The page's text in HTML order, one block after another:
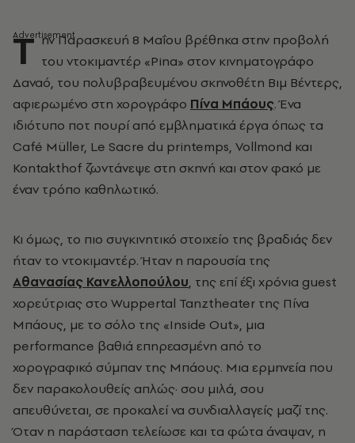
Τ ην Παρασκευή 8 Μαΐου βρέθηκα στην προβολή
του ντοκιμαντέρ «Pina» στον κινηματογράφο
Δαναό, του πολυβραβευμένου σκηνοθέτη Βιμ Βέντερς,
αφιερωμένο στη χορογράφο Πίνα Μπάους. Ένα
ιδιότυπο ποτ πουρί από εμβληματικά έργα όπως τα
Café Müller, Le Sacre du printemps, Vollmond και
Kontakthof ζωντάνεψε στη σκηνή και στον φακό με
έναν τρόπο καθηλωτικό.
Κι όμως, το πιο συγκινητικό στοιχείο της βραδιάς δεν
ήταν το ντοκιμαντέρ. Ήταν η παρουσία της
Αθανασίας Κανελλοπούλου, της επί έξι χρόνια guest
χορεύτριας στο Wuppertal Tanztheater της Πίνα
Μπάους, με το σόλο της «Inside Out», μια
performance βαθιά επηρεασμένη από το
χορογραφικό σύμπαν της Μπάους. Μια ερμηνεία που
δεν παρακολουθείς απλώς· σου μιλά, σου
απευθύνεται, σε προκαλεί να συνδιαλλαγείς μαζί της.
Όταν η παράσταση τελείωσε και τα φώτα άναψαν, η